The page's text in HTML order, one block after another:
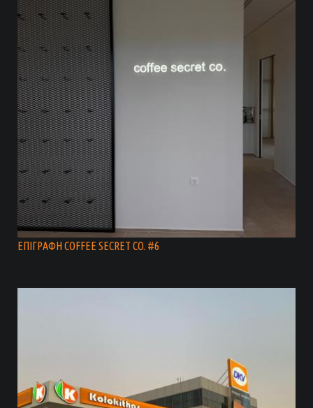
ΕΠΙΓΡΑΦΗ COFFEE SECRET CO. #6